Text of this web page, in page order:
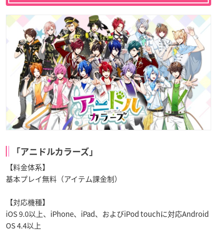
「アニドルカラーズ」
【料金体系】
基本プレイ無料（アイテム課金制）
【対応機種】
iOS 9.0以上、iPhone、iPad、およびiPod touchに対応Android
OS 4.4以上